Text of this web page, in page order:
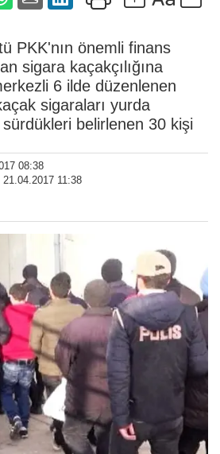
PKK'nın önemli finans
sigara kaçakçılığına
6 ilde düzenlenen
sigaraları yurda
belirlenen 30 kişi
08:38
11:38